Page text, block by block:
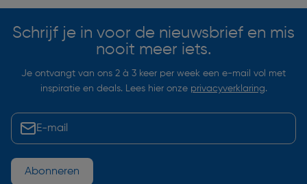
Schrijf je in voor de nieuwsbrief en mis
nooit meer iets.
Je ontvangt van ons 2 à 3 keer per week een e-mail vol met
inspiratie en deals. Lees hier onze privacyverklaring.
Abonneren